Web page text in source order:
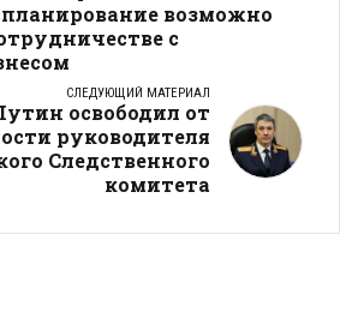
возможно
с
СЛЕДУЮЩИЙ МАТЕРИАЛ
освободил от
руководителя
Следственного
комитета